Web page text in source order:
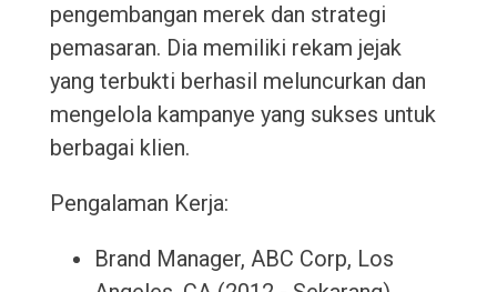
pengembangan merek dan strategi
pemasaran. Dia memiliki rekam jejak
yang terbukti berhasil meluncurkan dan
mengelola kampanye yang sukses untuk
berbagai klien.
Pengalaman Kerja:
Brand Manager, ABC Corp, Los